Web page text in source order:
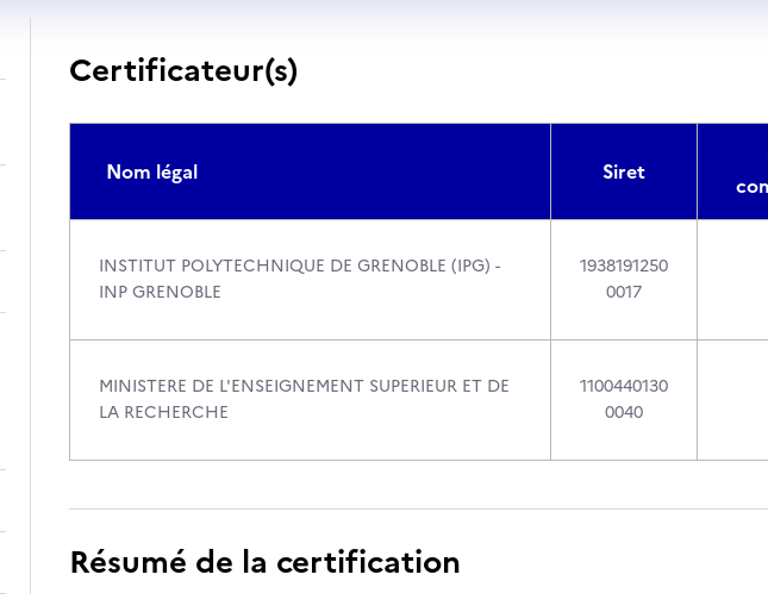
Certificateur(s)
Nom légal Siret
INSTITUT POLYTECHNIQUE DE GRENOBLE (IPG) -
INP GRENOBLE
1938191250
0017
MINISTERE DE L'ENSEIGNEMENT SUPERIEUR ET DE
LA RECHERCHE
1100440130
0040
Résumé de la certification